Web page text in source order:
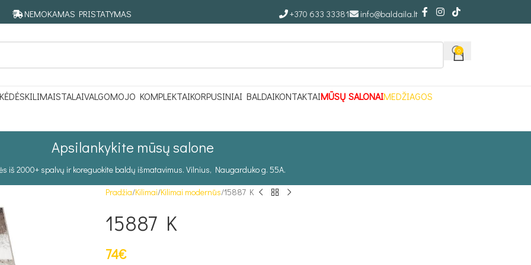
NEMOKAMAS PRISTATYMAS +370 633 33381 info@baldaila.lt
0
KĖDĖSKILIMAISTALAIVALGOMOJO KOMPLEKTAIKORPUSINIAI BALDAIKONTAKTAIMŪSŲ SALONAIMEDŽIAGOS
Apsilankykite mūsų salone
iš 2000+ spalvų ir koreguokite baldų išmatavimus. Vilnius, Naugarduko g. 55A.
Pradžia Kilimai Kilimai modernūs 15887 K
15887 K
74€